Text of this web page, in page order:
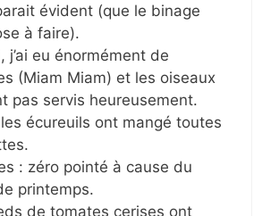
évident (que le binage
à faire).
j’ai eu énormément de
(Miam Miam) et les oiseaux
pas servis heureusement.
écureuils ont mangé toutes
: zéro pointé à cause du
printemps.
de tomates cerises ont